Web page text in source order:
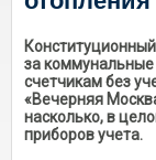
за
счетчикам без
«Вечерняя
насколько, в
приборов учета.